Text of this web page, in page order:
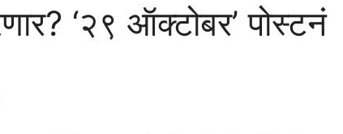
‘२९ ऑक्टोबर’ पोस्टनं